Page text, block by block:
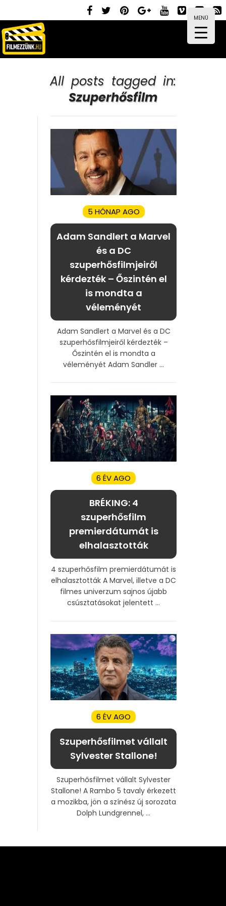
MENÜ
All posts tagged in:
Szuperhősfilm
5 HÓNAP AGO
Adam Sandlert a Marvel
és a DC
szuperhősfilmjeiről
kérdezték – Őszintén el
is mondta a
véleményét
Adam Sandlert a Marvel és a DC
szuperhősfilmjeiről kérdezték –
Őszintén el is mondta a
véleményét Adam Sandler ...
6 ÉV AGO
BRÉKING: 4
szuperhősfilm
premierdátumát is
elhalasztották
4 szuperhősfilm premierdátumát is
elhalasztották A Marvel, illetve a DC
filmes univerzum sajnos újabb
csúsztatásokat jelentett ...
6 ÉV AGO
Szuperhősfilmet vállalt
Sylvester Stallone!
Szuperhősfilmet vállalt Sylvester
Stallone! A Rambo 5 tavaly érkezett
a mozikba, jön a színész új sorozata
Dolph Lundgrennel, ...